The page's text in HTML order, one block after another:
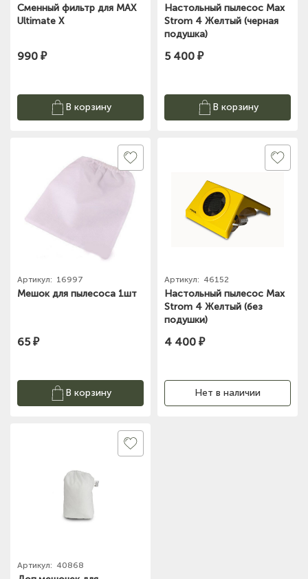
Сменный фильтр для MAX
Ultimate X
990 ₽
В корзину
Настольный пылесос Max
Strom 4 Желтый (черная
подушка)
5 400 ₽
В корзину
Артикул: 16997
Мешок для пылесоса 1шт
65 ₽
В корзину
Артикул: 46152
Настольный пылесос Max
Strom 4 Желтый (без
подушки)
4 400 ₽
Нет в наличии
Артикул: 40868